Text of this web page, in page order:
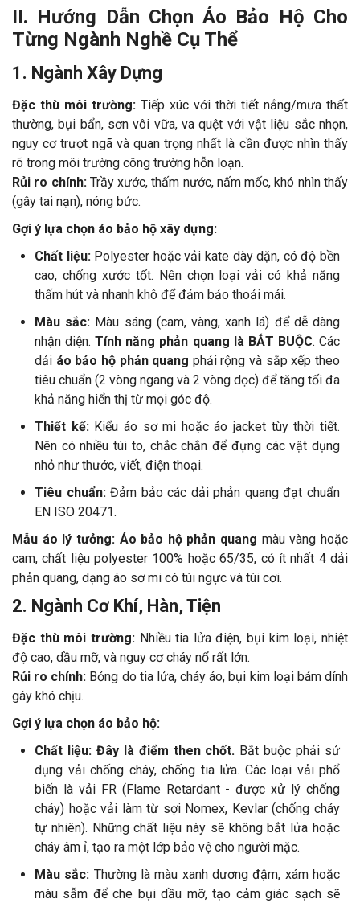
II. Hướng Dẫn Chọn Áo Bảo Hộ Cho
Từng Ngành Nghề Cụ Thể
1. Ngành Xây Dựng
Đặc thù môi trường: Tiếp xúc với thời tiết nắng/mưa thất
thường, bụi bẩn, sơn vôi vữa, va quệt với vật liệu sắc nhọn,
nguy cơ trượt ngã và quan trọng nhất là cần được nhìn thấy
rõ trong môi trường công trường hỗn loạn.
Rủi ro chính:Trầy xước, thấm nước, nấm mốc, khó nhìn thấy
(gây tai nạn), nóng bức.
Gợi ý lựa chọn áo bảo hộ xây dựng:
Chất liệu:Polyester hoặc vải kate dày dặn, có độ bền
cao, chống xước tốt. Nên chọn loại vải có khả năng
thấm hút và nhanh khô để đảm bảo thoải mái.
Màu sắc: Màu sáng (cam, vàng, xanh lá) để dễ dàng
nhận diện.Tính năng phản quang là BẮT BUỘC. Các
dải áo bảo hộ phản quang phải rộng và sắp xếp theo
tiêu chuẩn (2 vòng ngang và 2 vòng dọc) để tăng tối đa
khả năng hiển thị từ mọi góc độ.
Thiết kế:Kiểu áo sơ mi hoặc áo jacket tùy thời tiết.
Nên có nhiều túi to, chắc chắn để đựng các vật dụng
nhỏ như thước, viết, điện thoại.
Tiêu chuẩn:Đảm bảo các dải phản quang đạt chuẩn
EN ISO 20471.
Mẫu áo lý tưởng: Áo bảo hộ phản quang màu vàng hoặc
cam, chất liệu polyester 100% hoặc 65/35, có ít nhất 4 dải
phản quang, dạng áo sơ mi có túi ngực và túi cơi.
2. Ngành Cơ Khí, Hàn, Tiện
Đặc thù môi trường:Nhiều tia lửa điện, bụi kim loại, nhiệt
độ cao, dầu mỡ, và nguy cơ cháy nổ rất lớn.
Rủi ro chính: Bỏng do tia lửa, cháy áo, bụi kim loại bám dính
gây khó chịu.
Gợi ý lựa chọn áo bảo hộ:
Chất liệu: Đây là điểm then chốt. Bắt buộc phải sử
dụng vải chống cháy, chống tia lửa. Các loại vải phổ
biến là vải FR (Flame Retardant - được xử lý chống
cháy) hoặc vải làm từ sợi Nomex, Kevlar (chống cháy
tự nhiên). Những chất liệu này sẽ không bắt lửa hoặc
cháy âm ỉ, tạo ra một lớp bảo vệ cho người mặc.
Màu sắc: Thường là màu xanh dương đậm, xám hoặc
màu sẫm để che bụi dầu mỡ, tạo cảm giác sạch sẽ